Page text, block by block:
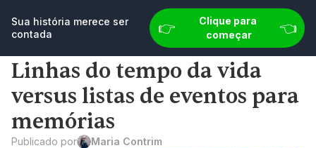
Sua história merece ser contada 👉 Comece agora 👈
Sua história merece ser
contada
👉
Clique para
começar
👈
Linhas do tempo da vida
versus listas de eventos para
memórias
Publicado por Maria Contrim